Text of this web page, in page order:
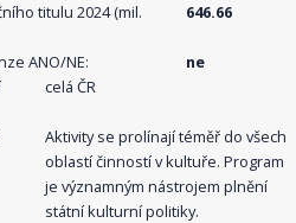
titulu 2024 (mil.
646.66
ANO/NE:
ne
celá ČR
Aktivity se prolínají téměř do všech
oblastí činností v kultuře. Program
je významným nástrojem plnění
státní kulturní politiky.